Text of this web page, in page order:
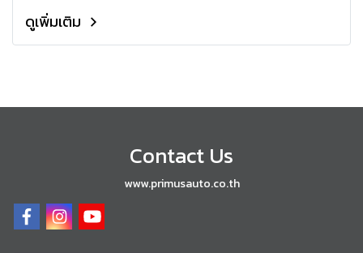
ดูเพิ่มเติม
Contact Us
www.primusauto.co.th